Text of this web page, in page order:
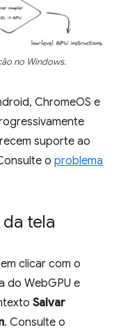
no Windows.
ChromeOS e
suporte ao
o problema
tela
clicar com o
do WebGPU e
Salvar
. Consulte o